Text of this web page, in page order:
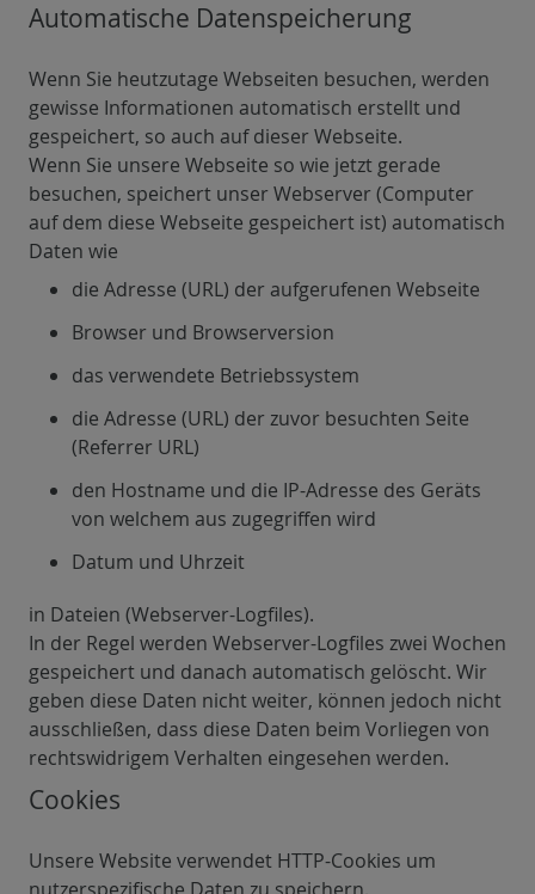
Automatische Datenspeicherung
Wenn Sie heutzutage Webseiten besuchen, werden
gewisse Informationen automatisch erstellt und
gespeichert, so auch auf dieser Webseite.
Wenn Sie unsere Webseite so wie jetzt gerade
besuchen, speichert unser Webserver (Computer
auf dem diese Webseite gespeichert ist) automatisch
Daten wie
die Adresse (URL) der aufgerufenen Webseite
Browser und Browserversion
das verwendete Betriebssystem
die Adresse (URL) der zuvor besuchten Seite
(Referrer URL)
den Hostname und die IP-Adresse des Geräts
von welchem aus zugegriffen wird
Datum und Uhrzeit
in Dateien (Webserver-Logfiles).
In der Regel werden Webserver-Logfiles zwei Wochen
gespeichert und danach automatisch gelöscht. Wir
geben diese Daten nicht weiter, können jedoch nicht
ausschließen, dass diese Daten beim Vorliegen von
rechtswidrigem Verhalten eingesehen werden.
Cookies
Unsere Website verwendet HTTP-Cookies um